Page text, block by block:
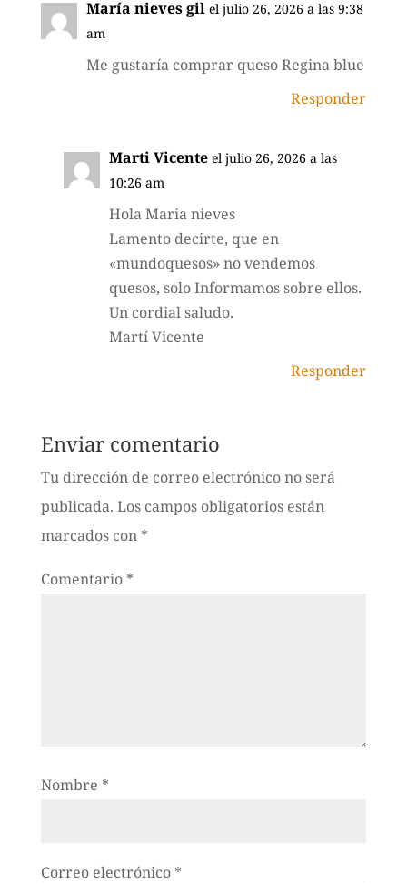
María nieves gil el julio 26, 2026 a las 9:38
am
Me gustaría comprar queso Regina blue
Responder
Marti Vicente el julio 26, 2026 a las
10:26 am
Hola Maria nieves
Lamento decirte, que en
«mundoquesos» no vendemos
quesos, solo Informamos sobre ellos.
Un cordial saludo.
Martí Vicente
Responder
Enviar comentario
Tu dirección de correo electrónico no será
publicada. Los campos obligatorios están
marcados con *
Comentario *
Nombre *
Correo electrónico *